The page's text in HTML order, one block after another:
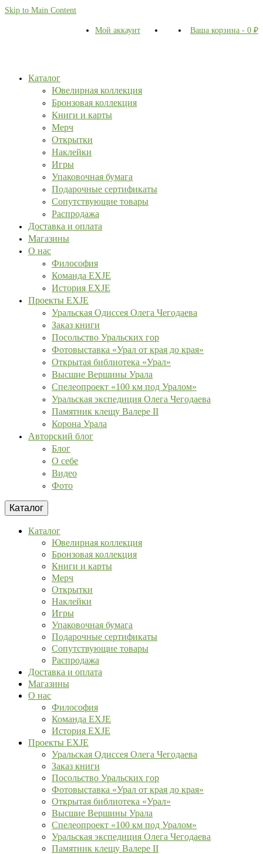
Skip to Main Content
Мой аккаунт Ваша корзина - 0 ₽
Каталог
Ювелирная коллекция
Бронзовая коллекция
Книги и карты
Мерч
Открытки
Наклейки
Игры
Упаковочная бумага
Подарочные сертификаты
Сопутствующие товары
Распродажа
Доставка и оплата
Магазины
О нас
Философия
Команда EXJE
История EXJE
Проекты EXJE
Уральская Одиссея Олега Чегодаева
Заказ книги
Посольство Уральских гор
Фотовыставка «Урал от края до края»
Открытая библиотека «Урал»
Высшие Вершины Урала
Спелеопроект «100 км под Уралом»
Уральская экспедиция Олега Чегодаева
Памятник клещу Валере II
Корона Урала
Авторский блог
Блог
О себе
Видео
Фото
Каталог
Каталог
Ювелирная коллекция
Бронзовая коллекция
Книги и карты
Мерч
Открытки
Наклейки
Игры
Упаковочная бумага
Подарочные сертификаты
Сопутствующие товары
Распродажа
Доставка и оплата
Магазины
О нас
Философия
Команда EXJE
История EXJE
Проекты EXJE
Уральская Одиссея Олега Чегодаева
Заказ книги
Посольство Уральских гор
Фотовыставка «Урал от края до края»
Открытая библиотека «Урал»
Высшие Вершины Урала
Спелеопроект «100 км под Уралом»
Уральская экспедиция Олега Чегодаева
Памятник клещу Валере II